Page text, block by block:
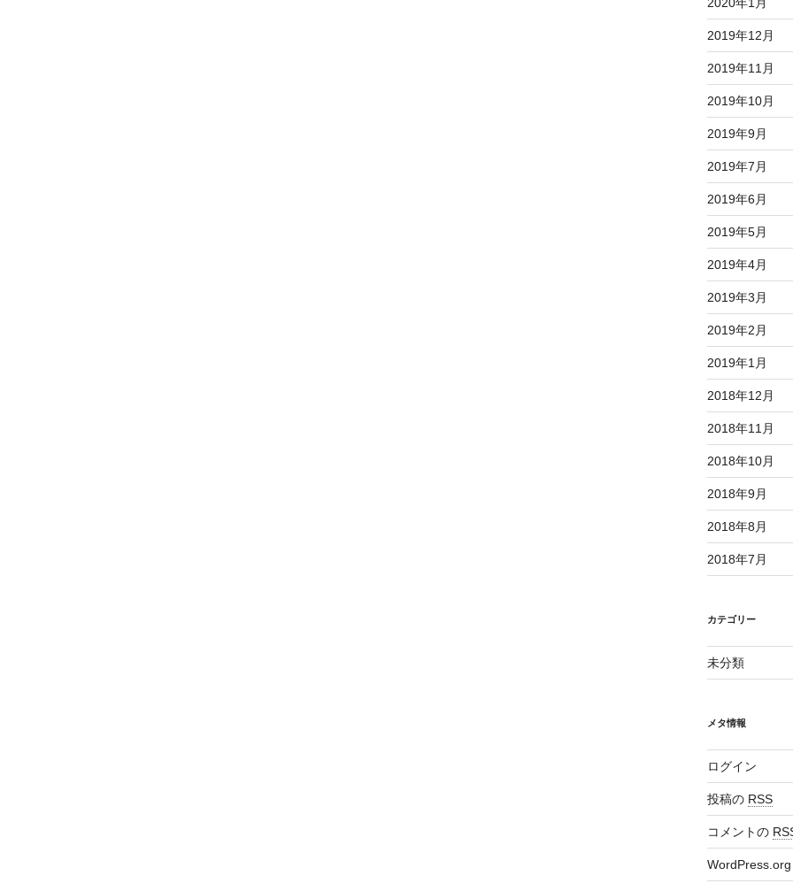
2020年1月
2019年12月
2019年11月
2019年10月
2019年9月
2019年7月
2019年6月
2019年5月
2019年4月
2019年3月
2019年2月
2019年1月
2018年12月
2018年11月
2018年10月
2018年9月
2018年8月
2018年7月
カテゴリー
未分類
メタ情報
ログイン
投稿の RSS
コメントの
WordPress.org